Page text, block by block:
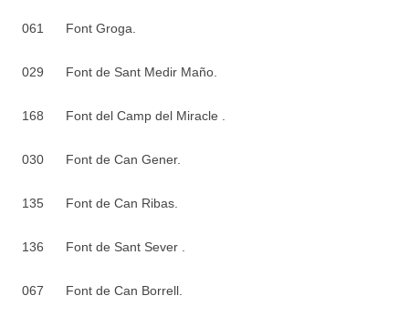
061 Font Groga.
029 Font de Sant Medir Maño.
168 Font del Camp del Miracle .
030 Font de Can Gener.
135 Font de Can Ribas.
136 Font de Sant Sever .
067 Font de Can Borrell.